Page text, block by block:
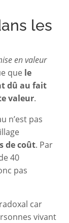
les
en valeur
que le
dû au fait
valeur.
n’est pas
de coût. Par
40
pas
car
vivant